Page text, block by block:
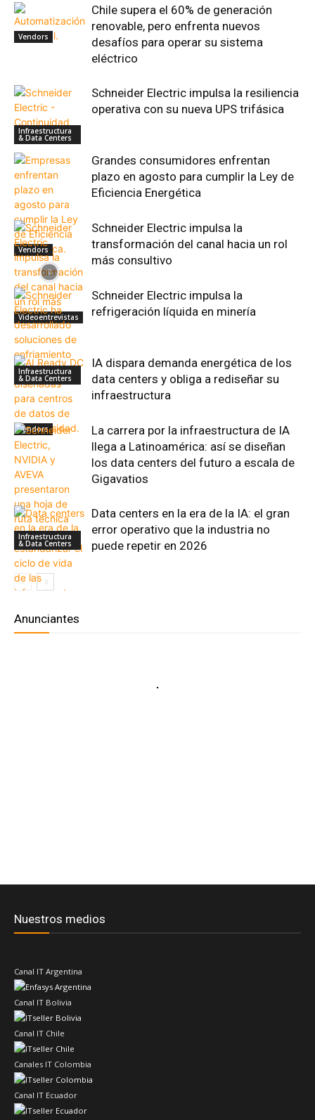
Vendors
Chile supera el 60% de generación
renovable, pero enfrenta nuevos
desafíos para operar su sistema
eléctrico
Infraestructura
& Data Centers
Schneider Electric impulsa la resiliencia
operativa con su nueva UPS trifásica
Vendors
Grandes consumidores enfrentan
plazo en agosto para cumplir la Ley de
Eficiencia Energética
Videoentrevistas
Schneider Electric impulsa la
transformación del canal hacia un rol
más consultivo
Vendors
Schneider Electric impulsa la
refrigeración líquida en minería
Infraestructura
& Data Centers
IA dispara demanda energética de los
data centers y obliga a rediseñar su
infraestructura
Infraestructura
La carrera por la infraestructura de IA
llega a Latinoamérica: así se diseñan
los data centers del futuro a escala de
Gigavatios
Infraestructura
& Data Centers
Data centers en la era de la IA: el gran
error operativo que la industria no
puede repetir en 2026
Anunciantes
Nuestros medios
Canal IT Argentina
Canal IT Bolivia
Canal IT Chile
Canales IT Colombia
Canal IT Ecuador